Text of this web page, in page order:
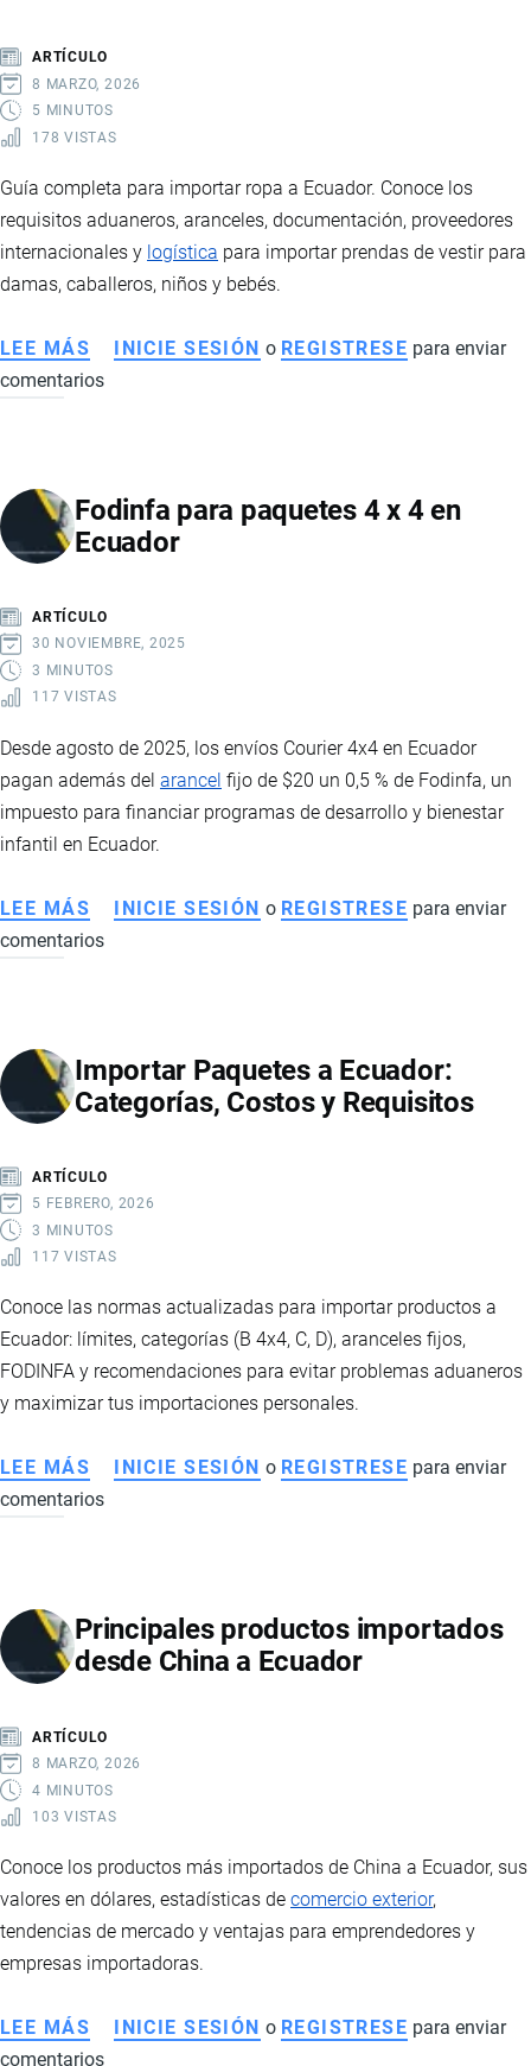
IMPUESTOS
Y
LOGÍSTICA
ARTÍCULO
8 MARZO, 2026
5 MINUTOS
178 VISTAS
Guía completa para importar ropa a Ecuador. Conoce los
requisitos aduaneros, aranceles, documentación, proveedores
internacionales y logística para importar prendas de vestir para
damas, caballeros, niños y bebés.
LEE MÁS SOBRE
IMPORTACIÓN
ECUADOR:
REQUISITOS,
GUÍA
PARA
IMPORTAR
VESTIR
INICIE SESIÓN o REGISTRESE para enviar
comentarios
Fodinfa para paquetes 4 x 4 en
Ecuador
ARTÍCULO
30 NOVIEMBRE, 2025
3 MINUTOS
117 VISTAS
Desde agosto de 2025, los envíos Courier 4x4 en Ecuador
pagan además del arancel fijo de $20 un 0,5 % de Fodinfa, un
impuesto para financiar programas de desarrollo y bienestar
infantil en Ecuador.
LEE MÁS SOBRE
FODINFA
X
4
INICIE SESIÓN o REGISTRESE para enviar
comentarios
Importar Paquetes a Ecuador:
Categorías, Costos y Requisitos
ARTÍCULO
5 FEBRERO, 2026
3 MINUTOS
117 VISTAS
Conoce las normas actualizadas para importar productos a
Ecuador: límites, categorías (B 4x4, C, D), aranceles fijos,
FODINFA y recomendaciones para evitar problemas aduaneros
y maximizar tus importaciones personales.
LEE MÁS SOBRE
IMPORTAR
CATEGORÍAS,
COSTOS
INICIE SESIÓN o REGISTRESE para enviar
comentarios
Principales productos importados
desde China a Ecuador
ARTÍCULO
8 MARZO, 2026
4 MINUTOS
103 VISTAS
Conoce los productos más importados de China a Ecuador, sus
valores en dólares, estadísticas de comercio exterior,
tendencias de mercado y ventajas para emprendedores y
empresas importadoras.
LEE MÁS SOBRE
PRINCIPALES
INICIE SESIÓN o REGISTRESE para enviar
comentarios